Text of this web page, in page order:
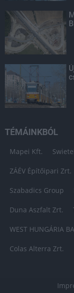
TÉMÁINKBÓL
Mapei Kft.
ZÁÉV Építőipari Zrt.
Szabadics Group
Duna Aszfalt Zrt.
WEST HUNGÁRIA
Colas Alterra Zrt.